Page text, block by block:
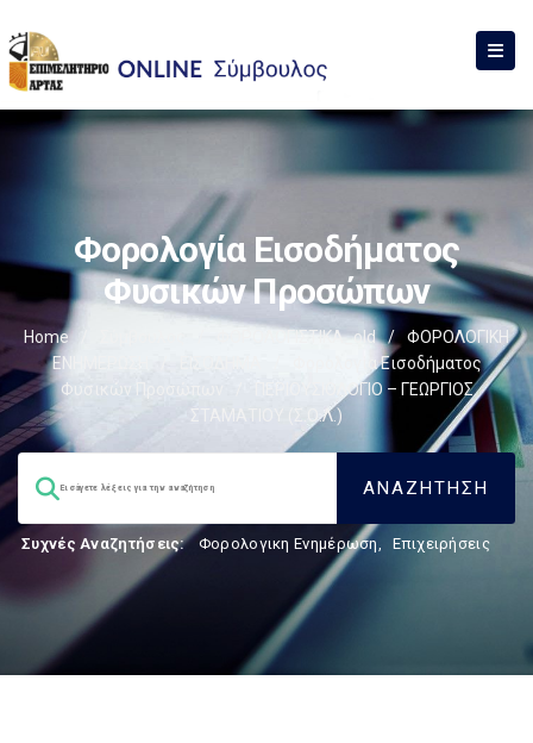
Φορολογία Εισοδήματος
Φυσικών Προσώπων
Home ΦΟΡΟΛΟΓΙΣΤΙΚΑ_old /
ΦΟΡΟΛΟΓΙΚΗ
ΕΝΗΜΕΡΩΣΗ
Φορολογία Εισοδήματος
Φυσικών Προσώπων
ΠΕΡΙΟΥΣΙΟΛΟΓΙΟ – ΓΕΩΡΓΙΟΣ
ΣΤΑΜΑΤΙΟΥ (Σ.Ο.Λ.)
Συχνές Αναζητήσεις: Φορολογικη Ενημέρωση, Επιχειρήσεις